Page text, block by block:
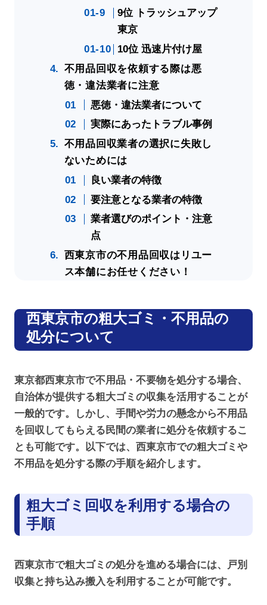
9位 トラッシュアップ
東京
10位 迅速片付け屋
不用品回収を依頼する際は悪
徳・違法業者に注意
悪徳・違法業者について
実際にあったトラブル事例
不用品回収業者の選択に失敗し
ないためには
良い業者の特徴
要注意となる業者の特徴
業者選びのポイント・注意
点
西東京市の不用品回収はリユー
ス本舗にお任せください！
西東京市の粗大ゴミ・不用品の
処分について
東京都西東京市で不用品・不要物を処分する場合、
自治体が提供する粗大ゴミの収集を活用することが
一般的です。しかし、手間や労力の懸念から不用品
を回収してもらえる民間の業者に処分を依頼するこ
とも可能です。以下では、西東京市での粗大ゴミや
不用品を処分する際の手順を紹介します。
粗大ゴミ回収を利用する場合の
手順
西東京市で粗大ゴミの処分を進める場合には、戸別
収集と持ち込み搬入を利用することが可能です。